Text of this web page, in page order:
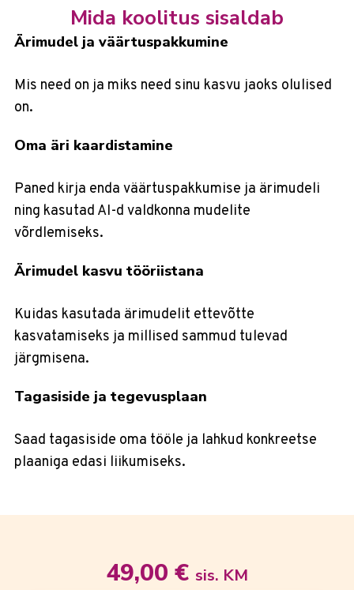
Mida koolitus sisaldab
Ärimudel ja väärtuspakkumine
Mis need on ja miks need sinu kasvu jaoks olulised
on.
Oma äri kaardistamine
Paned kirja enda väärtuspakkumise ja ärimudeli
ning kasutad AI-d valdkonna mudelite
võrdlemiseks.
Ärimudel kasvu tööriistana
Kuidas kasutada ärimudelit ettevõtte
kasvatamiseks ja millised sammud tulevad
järgmisena.
Tagasiside ja tegevusplaan
Saad tagasiside oma tööle ja lahkud konkreetse
plaaniga edasi liikumiseks.
49,00 € sis. KM